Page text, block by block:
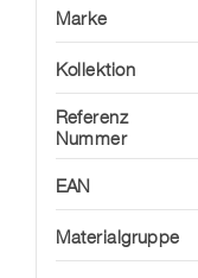
Marke
Kollektion
Referenz
Nummer
EAN
Materialgruppe